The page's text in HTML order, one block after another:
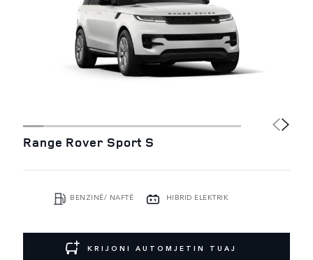
Range Rover Sport S
BENZINË/ NAFTË HIBRID ELEKTRIK
KRIJONI AUTOMJETIN TUAJ